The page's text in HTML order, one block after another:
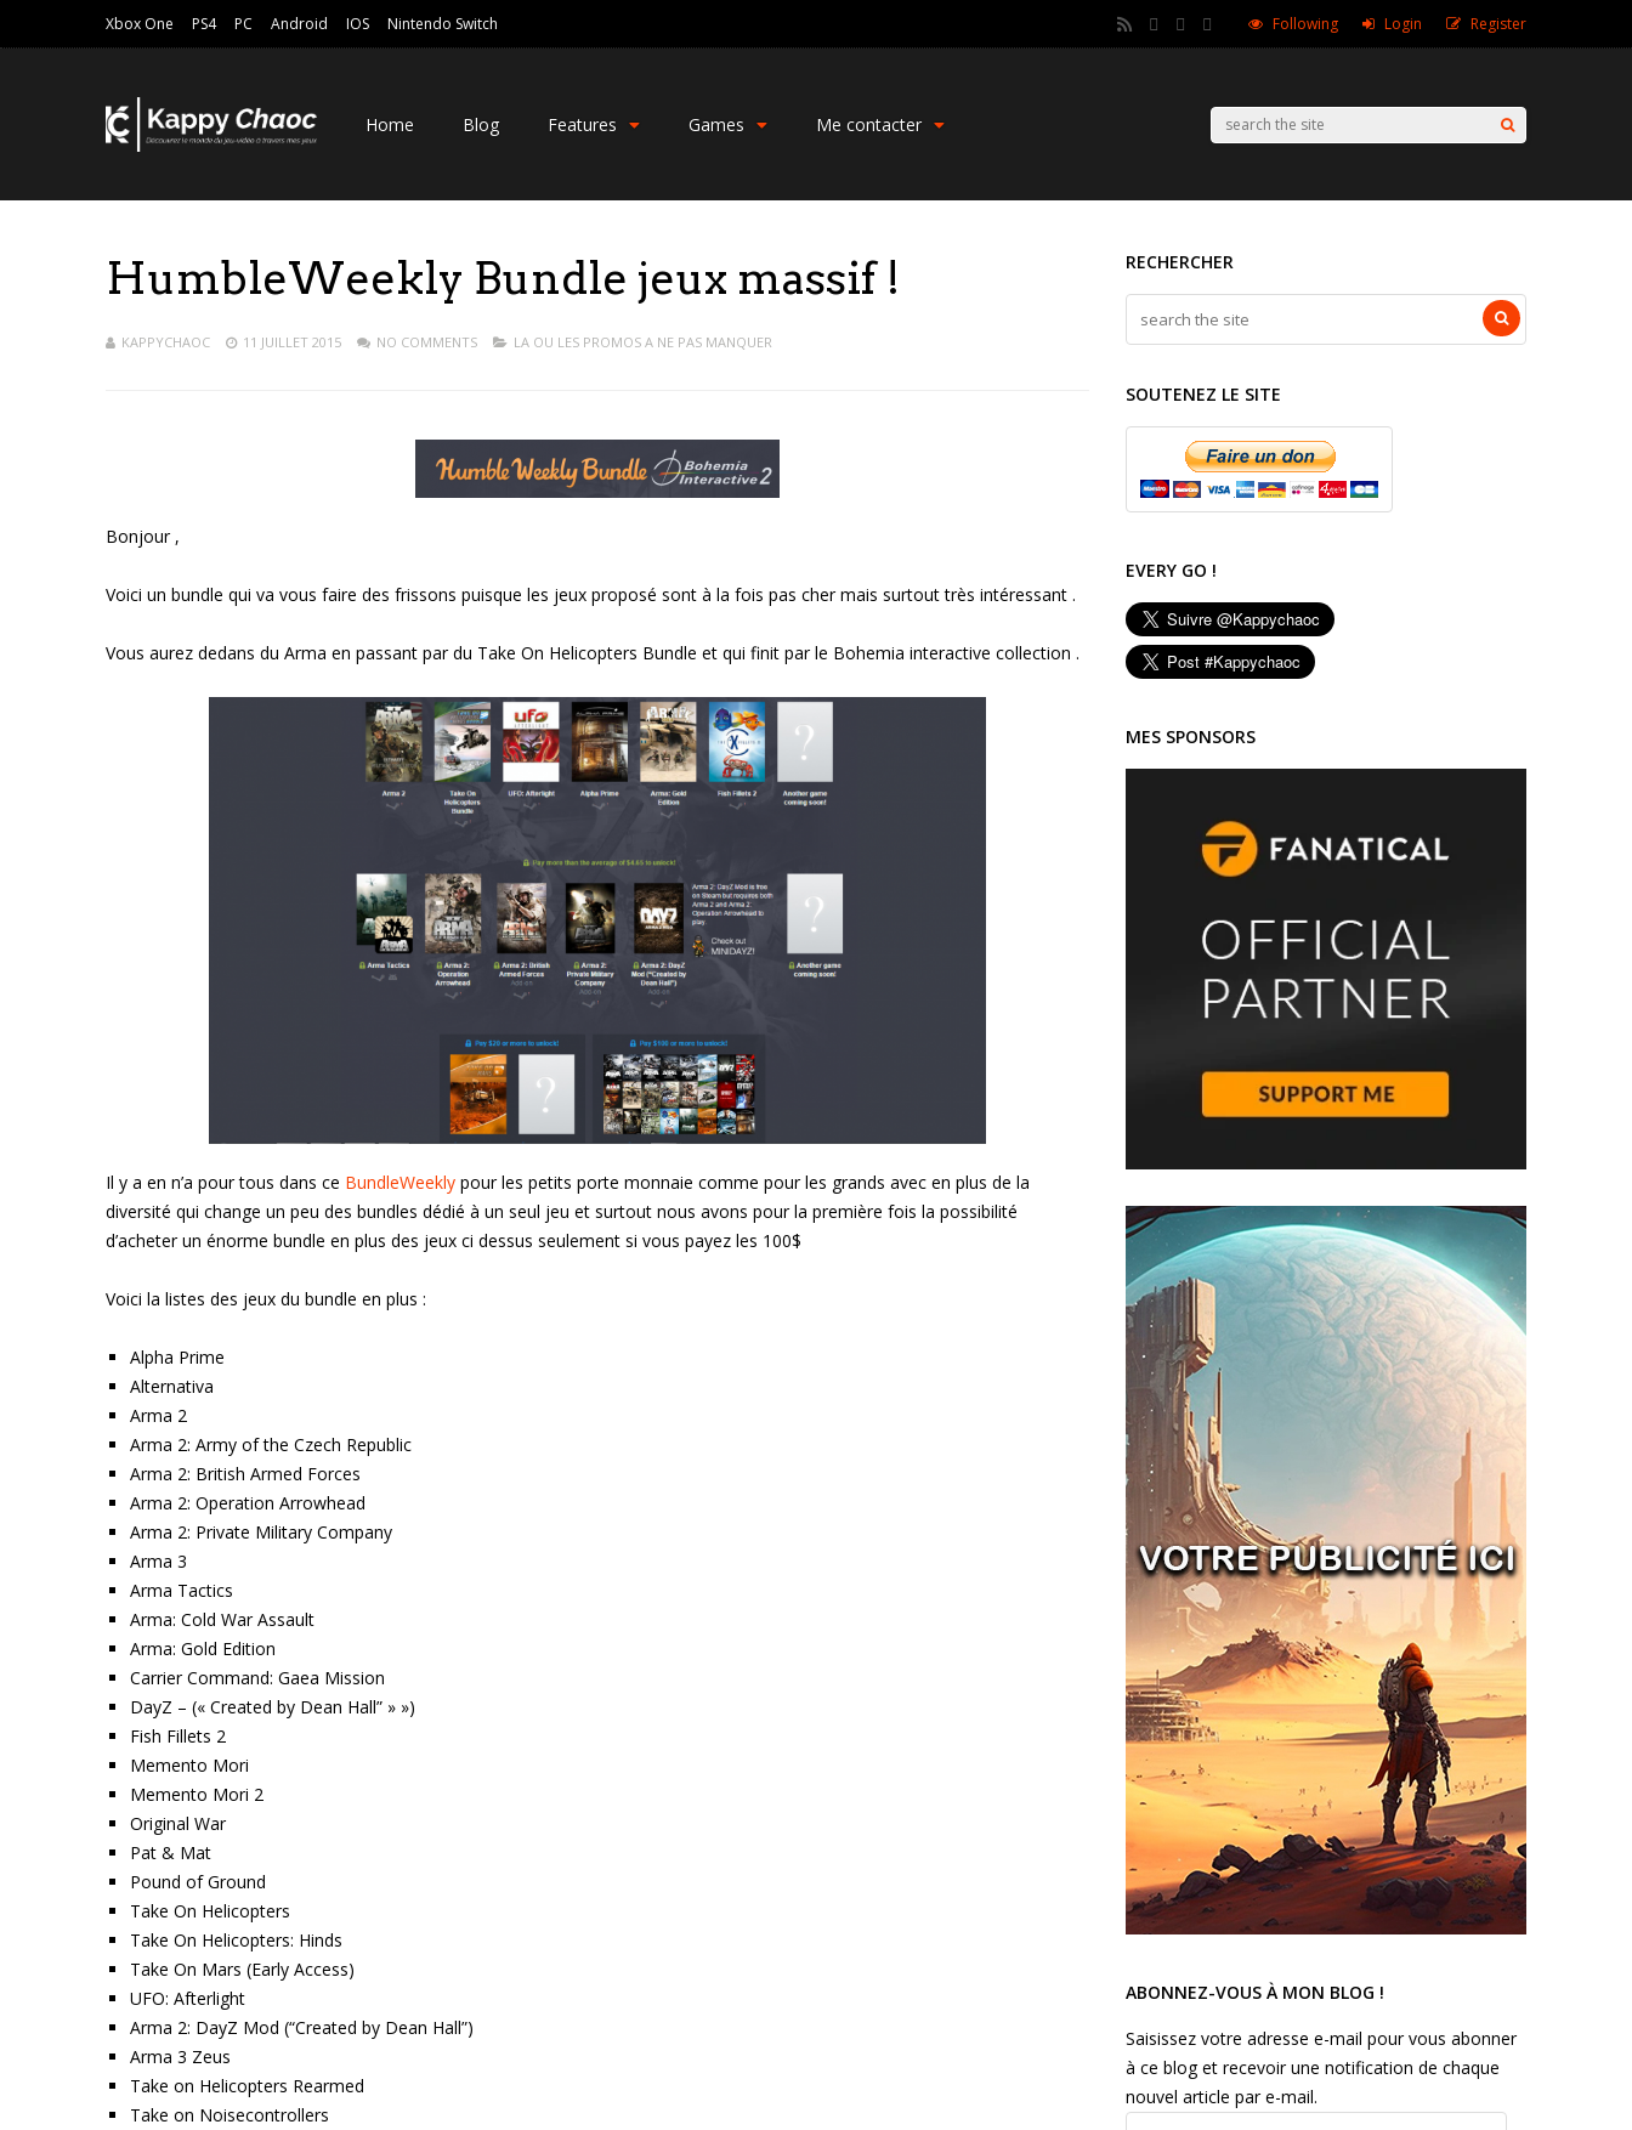
Xbox One PS4 PC Android IOS Nintendo Switch Following Login Register
Home Blog Features Games Me contacter
HumbleWeekly Bundle jeux massif !
KAPPYCHAOC 11 JUILLET 2015 NO COMMENTS LA OU LES PROMOS A NE PAS MANQUER
Bonjour ,
Voici un bundle qui va vous faire des frissons puisque les jeux proposé sont à la fois pas cher mais surtout très intéressant .
Vous aurez dedans du Arma en passant par du Take On Helicopters Bundle et qui finit par le Bohemia interactive collection .
Il y a en n’a pour tous dans ce BundleWeekly pour les petits porte monnaie comme pour les grands avec en plus de la
diversité qui change un peu des bundles dédié à un seul jeu et surtout nous avons pour la première fois la possibilité
d’acheter un énorme bundle en plus des jeux ci dessus seulement si vous payez les 100$
Voici la listes des jeux du bundle en plus :
Alpha Prime
Alternativa
Arma 2
Arma 2: Army of the Czech Republic
Arma 2: British Armed Forces
Arma 2: Operation Arrowhead
Arma 2: Private Military Company
Arma 3
Arma Tactics
Arma: Cold War Assault
Arma: Gold Edition
Carrier Command: Gaea Mission
DayZ – (« Created by Dean Hall” » »)
Fish Fillets 2
Memento Mori
Memento Mori 2
Original War
Pat & Mat
Pound of Ground
Take On Helicopters
Take On Helicopters: Hinds
Take On Mars (Early Access)
UFO: Afterlight
Arma 2: DayZ Mod (“Created by Dean Hall”)
Arma 3 Zeus
Take on Helicopters Rearmed
Take on Noisecontrollers
RECHERCHER
SOUTENEZ LE SITE
EVERY GO !
MES SPONSORS
ABONNEZ-VOUS À MON BLOG !
Saisissez votre adresse e-mail pour vous abonner
à ce blog et recevoir une notification de chaque
nouvel article par e-mail.